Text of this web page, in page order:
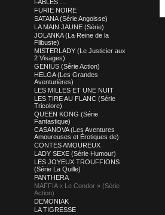
FABLES …
FURIE NOIRE
SATANA (Série Angoisse)
LA MAIN JAUNE (Série)
JOLANKA (La Reine de la
Flibuste)
MISTERLADY (Le Justicier aux
2 Visages)
GENIUS (Série Action)
HELGA (Les Grandes
Aventurières)
LES MILLES ET UNE NUIT
LES TIRE AU FLANC (Série
Tricolore)
QUEEN KONG (Série
Fantastique)
CASANOVA (Les Aventures
Amoureuses et Érotiques de)
CONTES AMOUREUX
LADY SEXE (Série Humour)
LES JOYEUX TROUFFIONS
(Série La Quille)
PANTHERA
MAFFIA « Le Condor » (Série
Action)
DEMONIAK
LA TIGRESSE